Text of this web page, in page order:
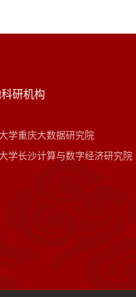
研机构
学重庆大数据研究院
学长沙计算与数字经济研究院